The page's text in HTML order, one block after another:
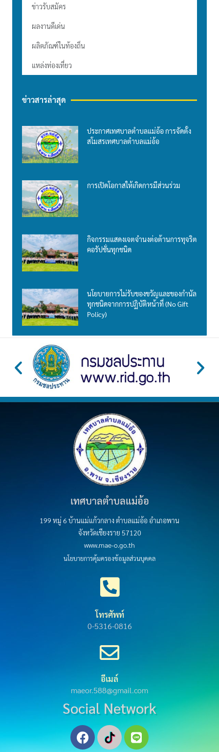
ข่าวรับสมัคร
ผลงานดีเด่น
ผลิตภัณฑ์ในท้องถิ่น
แหล่งท่องเที่ยว
ข่าวสารล่าสุด
ประกาศเทศบาลตำบลแม่อ้อ การจัดตั้ง
สโมสรเทศบาลตำบลแม่อ้อ
การเปิดโอกาสให้เกิดการมีส่วนร่วม
กิจกรรมแสดงเจตจำนงต่อต้านการทุจริต
คอรัปชั่นทุกชนิด
นโยบายการไม่รับของขวัญและของกำนัล
ทุกชนิดจากการปฏิบัติหน้าที่ (No Gift
Policy)
เทศบาลตำบลแม่อ้อ
199 หมู่ 6 บ้านแม่แก้วกลาง ตำบลแม่อ้อ อำเภอพาน
จังหวัดเชียงราย 57120
www.mae-o.go.th
นโยบายการคุ้มครองข้อมูลส่วนบุคคล
โทรศัพท์
0-5316-0816
อีเมล์
maeor.588@gmail.com
Social Network